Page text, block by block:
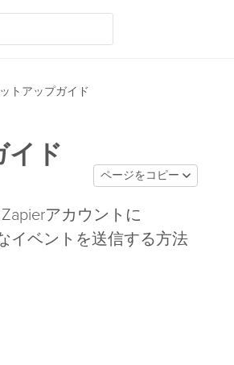
トアップガイド
イド
ページをコピー
アカウントに
イベントを送信する方法